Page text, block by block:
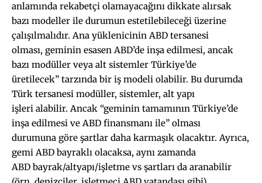
anlamında rekabetçi olamayacağını dikkate alırsak
bazı modeller ile durumun estetilebileceği üzerine
çalışılmalıdır. Ana yüklenicinin ABD tersanesi
olması, geminin esasen ABD’de inşa edilmesi, ancak
bazı modüller veya alt sistemler Türkiye’de
üretilecek” tarzında bir iş modeli olabilir. Bu durumda
Türk tersanesi modüller, sistemler, alt yapı
işleri alabilir. Ancak “geminin tamamının Türkiye’de
inşa edilmesi ve ABD finansmanı ile” olması
durumuna göre şartlar daha karmaşık olacaktır. Ayrıca,
gemi ABD bayraklı olacaksa, aynı zamanda
ABD bayrak/altyapı/işletme vs şartları da aranabilir